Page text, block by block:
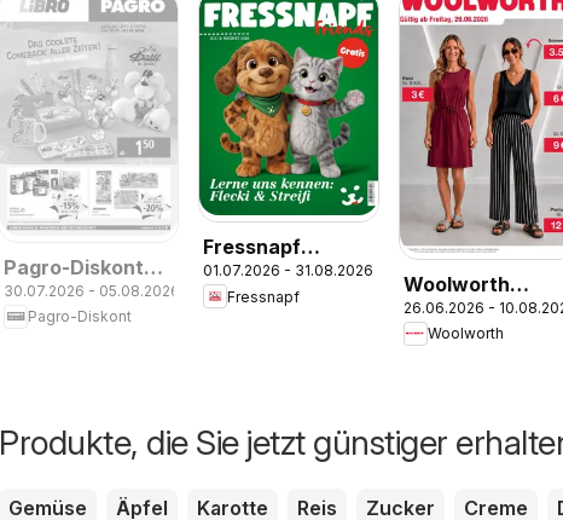
Pagro-Diskont
Aktuelle
Angebote
30.07.2026 - 05.08.2026
Pagro-Diskont
Fressnapf
Friends 07,08/26
01.07.2026 - 31.08.2026
Fressnapf
Woolworth
Flugblatt
26.06.2026 -
Woolworth
Produkte, die Sie jetzt günstiger
Gemüse Äpfel Karotte Reis Zucker Creme